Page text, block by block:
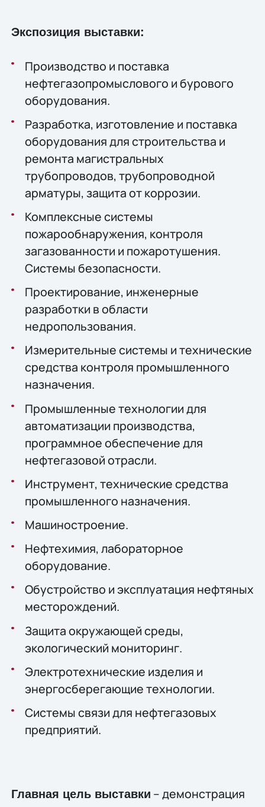
Экспозиция выставки:
Производство и поставка
нефтегазопромыслового и бурового
оборудования.
Разработка, изготовление и поставка
оборудования для строительства и
ремонта магистральных
трубопроводов, трубопроводной
арматуры, защита от коррозии.
Комплексные системы
пожарообнаружения, контроля
загазованности и пожаротушения.
Системы безопасности.
Проектирование, инженерные
разработки в области
недропользования.
Измерительные системы и технические
средства контроля промышленного
назначения.
Промышленные технологии для
автоматизации производства,
программное обеспечение для
нефтегазовой отрасли.
Инструмент, технические средства
промышленного назначения.
Машиностроение.
Нефтехимия, лабораторное
оборудование.
Обустройство и эксплуатация нефтяных
месторождений.
Защита окружающей среды,
экологический мониторинг.
Электротехнические изделия и
энергосберегающие технологии.
Системы связи для нефтегазовых
предприятий.
Главная цель выставки – демонстрация